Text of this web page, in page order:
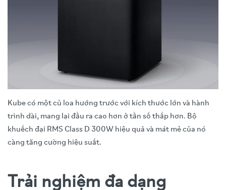
Kube có một củ loa hướng trước với kích thước lớn và hành
trình dài, mang lại đầu ra cao hơn ở tần số thấp hơn. Bộ
khuếch đại RMS Class D 300W hiệu quả và mát mẻ của nó
càng tăng cường hiệu suất.
Trải nghiệm đa dạng